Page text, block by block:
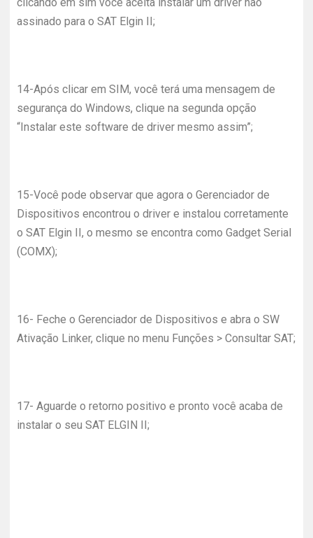
assinado para o SAT Elgin II;
14-Após clicar em SIM, você terá uma mensagem de
segurança do Windows, clique na segunda opção
“Instalar este software de driver mesmo assim”;
15-Você pode observar que agora o Gerenciador de
Dispositivos encontrou o driver e instalou corretamente
o SAT Elgin II, o mesmo se encontra como Gadget Serial
(COMX);
16- Feche o Gerenciador de Dispositivos e abra o SW
Ativação Linker, clique no menu Funções > Consultar SAT;
17- Aguarde o retorno positivo e pronto você acaba de
instalar o seu SAT ELGIN II;